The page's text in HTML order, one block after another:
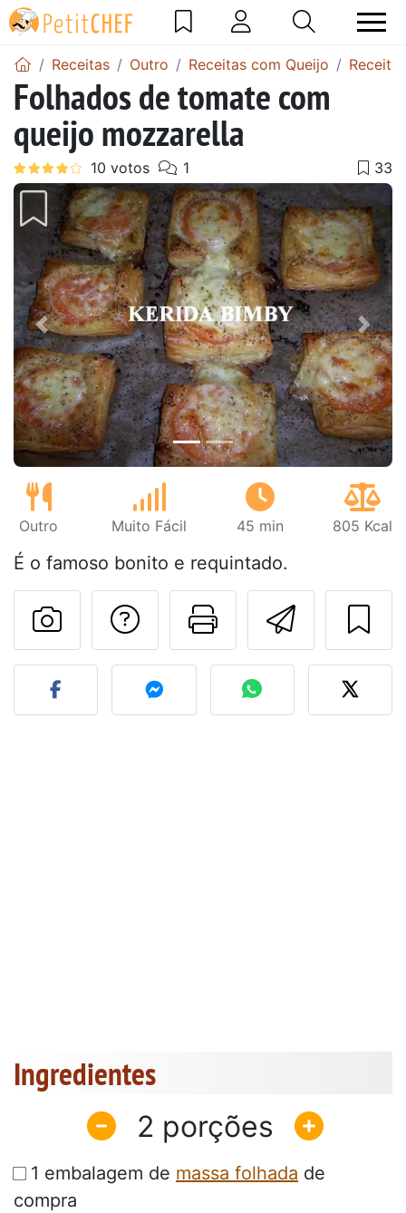
Receitas Outro Receitas com Queijo
Folhados de tomate com
queijo mozzarella
Anterior Next
Outro Muito Fácil 45 min 805 Kcal
É o famoso bonito e requintado.
Imprima
Falar com o autor
Fez esta receita?
Ingredientes
2
1 embalagem de massa folhada de
compra